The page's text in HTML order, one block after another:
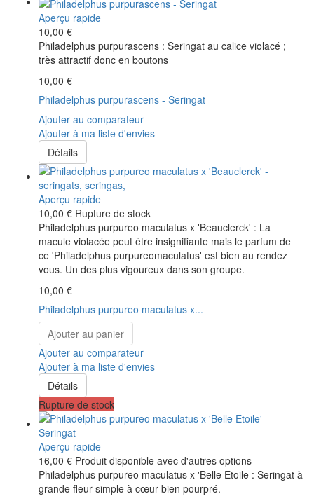
Aperçu rapide
10,00 €
Philadelphus purpurascens : Seringat au calice violacé ;
très attractif donc en boutons
10,00 €
Philadelphus purpurascens - Seringat
Ajouter au comparateur
Ajouter à ma liste d'envies
Détails
Aperçu rapide
10,00 € Rupture de stock
Philadelphus purpureo maculatus x 'Beauclerck' : La
macule violacée peut être insignifiante mais le parfum de
ce 'Philadelphus purpureomaculatus' est bien au rendez
vous. Un des plus vigoureux dans son groupe.
10,00 €
Philadelphus purpureo maculatus x...
Ajouter au panier
Ajouter au comparateur
Ajouter à ma liste d'envies
Détails
Rupture de stock
Aperçu rapide
16,00 € Produit disponible avec d'autres options
Philadelphus purpureo maculatus x 'Belle Etoile : Seringat à
grande fleur simple à cœur bien pourpré.